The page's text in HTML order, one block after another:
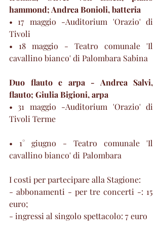
hammond; Andrea Bonioli, batteria
• 17 maggio -Auditorium 'Orazio' di
Tivoli
• 18 maggio - Teatro comunale 'Il
cavallino bianco' di Palombara Sabina
Duo flauto e arpa - Andrea Salvi,
flauto; Giulia Bigioni, arpa
• 31 maggio -Auditorium 'Orazio' di
Tivoli Terme
• 1° giugno - Teatro comunale 'Il
cavallino bianco' di Palombara
I costi per partecipare alla Stagione:
- abbonamenti - per tre concerti -: 15
euro;
- ingressi al singolo spettacolo: 7 euro